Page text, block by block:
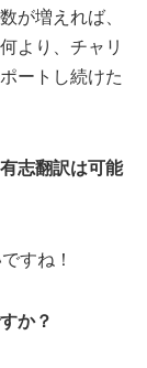
が増えれば、
より、チャリ
ートし続けた
志翻訳は可能
すね！
か？